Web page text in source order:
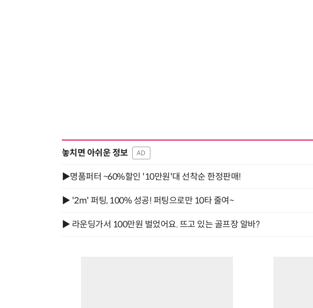
놓치면 아쉬운 정보 AD
▶명품퍼터 ~60%할인 '10만원'대 선착순 한정판매!
▶ '2m' 퍼팅, 100% 성공! 퍼팅으로만 10타 줄여~
▶ 라운딩가서 100만원 벌었어요. 뜨고 있는 골프장 알바?